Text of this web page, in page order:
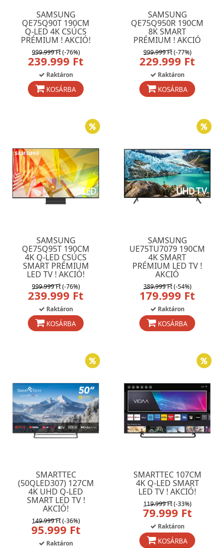
SAMSUNG
QE75Q90T 190CM
Q-LED 4K CSÚCS
PRÉMIUM ! AKCIÓ!
999.999 Ft(-76%)
239.999 Ft
Raktáron
KOSÁRBA
SAMSUNG
QE75Q950R 190CM
8K SMART
PRÉMIUM ! AKCIÓ
999.999 Ft(-77%)
229.999 Ft
Raktáron
KOSÁRBA
SAMSUNG
QE75Q95T 190CM
4K Q-LED CSÚCS
SMART PRÉMIUM
LED TV ! AKCIÓ!
999.999 Ft(-76%)
239.999 Ft
Raktáron
KOSÁRBA
SAMSUNG
UE75TU7079 190CM
4K SMART
PRÉMIUM LED TV !
AKCIÓ
389.999 Ft(-54%)
179.999 Ft
Raktáron
KOSÁRBA
SMARTTEC
(50QLED307) 127CM
4K UHD Q-LED
SMART LED TV !
AKCIÓ!
149.999 Ft(-36%)
95.999 Ft
Raktáron
SMARTTEC 107CM
4K Q-LED SMART
LED TV ! AKCIÓ!
119.999 Ft(-33%)
79.999 Ft
Raktáron
KOSÁRBA